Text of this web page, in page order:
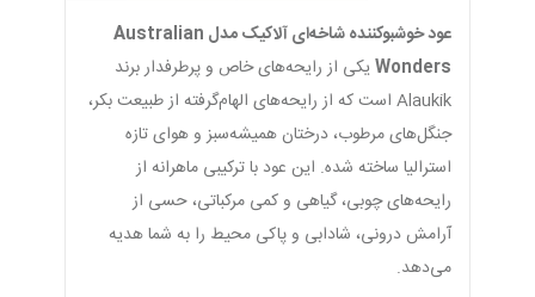
عود خوشبوکننده شاخه‌ای آلاکیک مدل Australian
Wondersیکی از رایحه‌های خاص و پرطرفدار برند
Alaukik است که از رایحه‌های الهام‌گرفته از طبیعت بکر،
جنگل‌های مرطوب، درختان همیشه‌سبز و هوای تازه
استرالیا ساخته شده. این عود با ترکیبی ماهرانه از
رایحه‌های چوبی، گیاهی و کمی مرکباتی، حسی از
آرامش درونی، شادابی و پاکی محیط را به شما هدیه
می‌دهد.